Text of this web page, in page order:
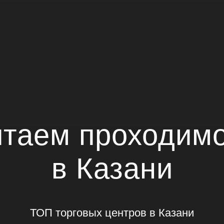
в Казани
ТОП торговых центров в Казани